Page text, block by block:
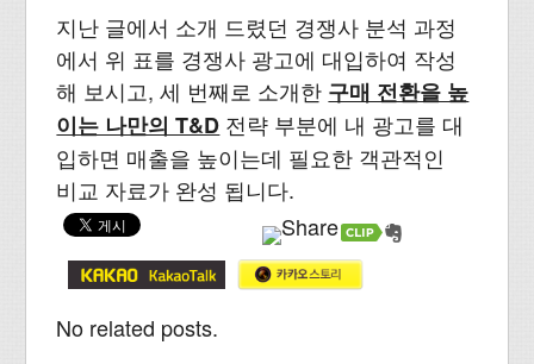
지난 글에서 소개 드렸던 경쟁사 분석 과정
에서 위 표를 경쟁사 광고에 대입하여 작성
해 보시고, 세 번째로 소개한 구매 전환을 높
이는 나만의 T&D 전략 부분에 내 광고를 대
입하면 매출을 높이는데 필요한 객관적인
비교 자료가 완성 됩니다.
No related posts.